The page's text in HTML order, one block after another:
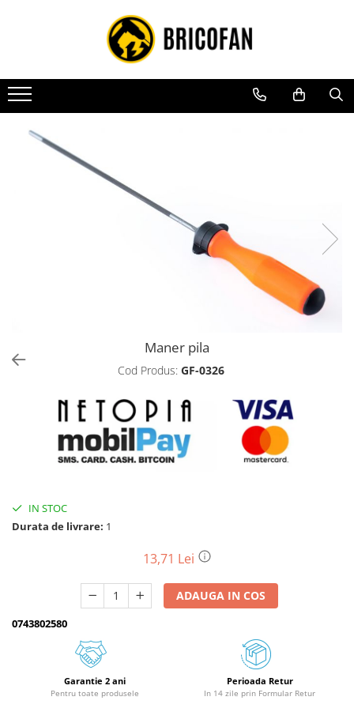
Toate Produsele
Vehicule electrice
Atv
Cu permis
Fără permis
Masini electrice
Piese de schimb vehicule electrice
Trotinete electrice
Biciclete, trotinete, triciclete
Triciclete
Motoburghie si accesorii
Motoburghie
Drujbe, fierastraie electrice
Consumabile drujbe, fierastraie
Drujbe electrice
Unelte electrice busteni
Mori cereale si batoze porumb
Batoze - mori desfacat porumb
Maner pila
Cod Produs: GF-0326
IN STOC
Durata de livrare: 1
13,71 Lei
ADAUGA IN COS
0743802580
Garantie 2 ani
Pentru toate produsele
Perioada Retur
In 14 zile prin Formular Retur